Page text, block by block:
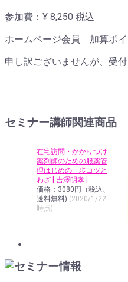
参加費：¥ 8,250 税込
ホームページ会員 加算ポイ
申し訳ございませんが、受
セミナー講師関連商品
在宅訪問・かかりつけ
薬剤師のための服薬管
理はじめの一歩コツと
わざ [ 吉澤明孝 ]
価格：3080円（税込、
送料無料) (2020/1/22
時点)